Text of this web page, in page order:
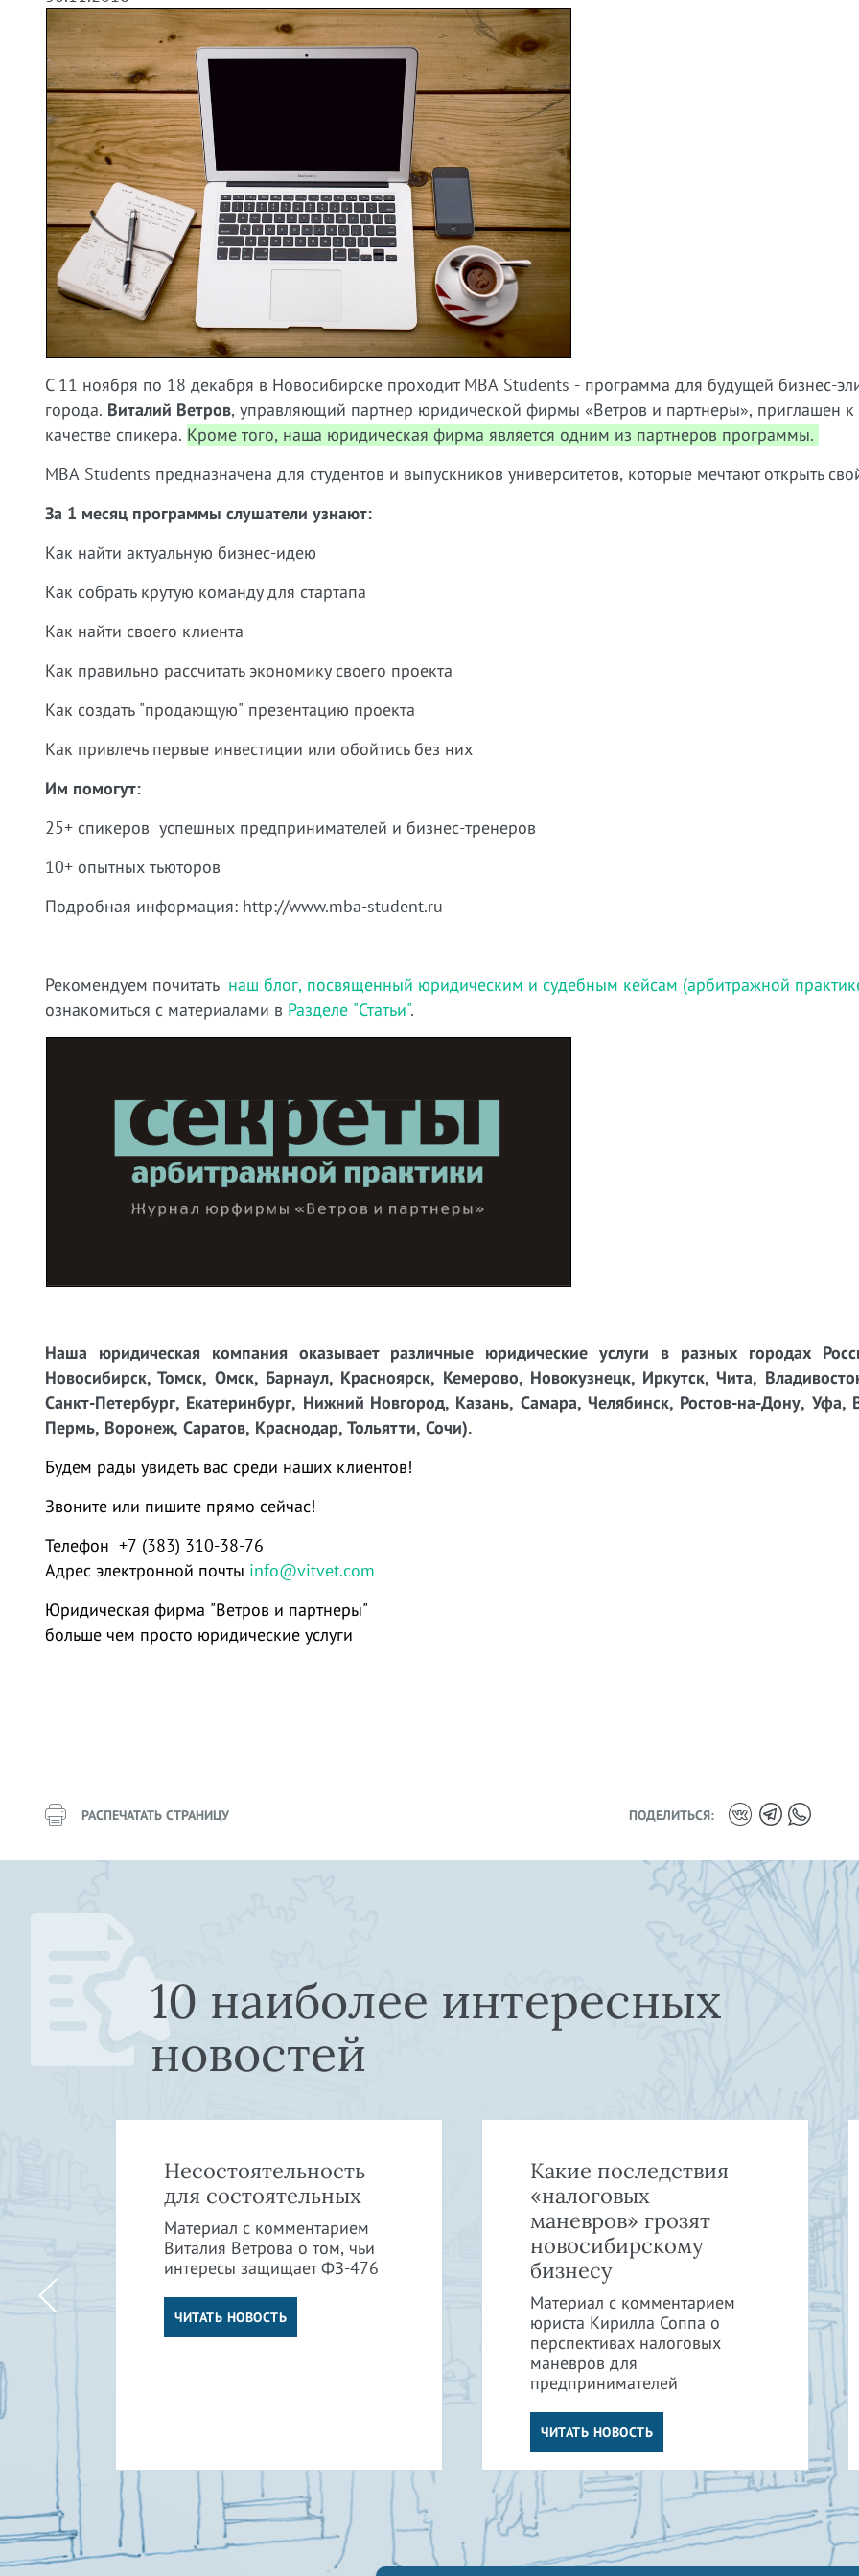
С 11 ноября по 18 декабря в Новосибирске проходит MBA Students - программа для будущей бизнес-
города. Виталий Ветров, управляющий партнер юридической фирмы «Ветров и партнеры», приглашен к
качестве спикера. Кроме того, наша юридическая фирма является одним из партнеров программы.
MBA Students предназначена для студентов и выпускников университетов, которые мечтают открыть
За 1 месяц программы слушатели узнают:
Как найти актуальную бизнес-идею
Как собрать крутую команду для стартапа
Как найти своего клиента
Как правильно рассчитать экономику своего проекта
Как создать "продающую" презентацию проекта
Как привлечь первые инвестиции или обойтись без них
Им помогут:
25+ спикеров успешных предпринимателей и бизнес-тренеров
10+ опытных тьюторов
Подробная информация: http://www.mba-student.ru
Рекомендуем почитать наш блог, посвященный юридическим и судебным кейсам (арбитражной
ознакомиться с материалами в Разделе "Статьи".
Наша юридическая компания оказывает различные юридические услуги в разных городах
Новосибирск, Томск, Омск, Барнаул, Красноярск, Кемерово, Новокузнецк, Иркутск, Чита,
Санкт-Петербург, Екатеринбург, Нижний Новгород, Казань, Самара, Челябинск, Ростов-на-Дону, Уфа,
Пермь, Воронеж, Саратов, Краснодар, Тольятти, Сочи).
Будем рады увидеть вас среди наших клиентов!
Звоните или пишите прямо сейчас!
Телефон +7 (383) 310-38-76
Адрес электронной почты info@vitvet.com
Юридическая фирма "Ветров и партнеры"
больше чем просто юридические услуги
РАСПЕЧАТАТЬ СТРАНИЦУ ПОДЕЛИТЬСЯ:
10 наиболее интересных
новостей
Несостоятельность
для состоятельных
Материал с комментарием
Виталия Ветрова о том, чьи
интересы защищает ФЗ-476
ЧИТАТЬ НОВОСТЬ
Какие последствия
«налоговых
маневров» грозят
новосибирскому
бизнесу
Материал с комментарием
юриста Кирилла Соппа о
перспективах налоговых
маневров для
предпринимателей
ЧИТАТЬ НОВОСТЬ